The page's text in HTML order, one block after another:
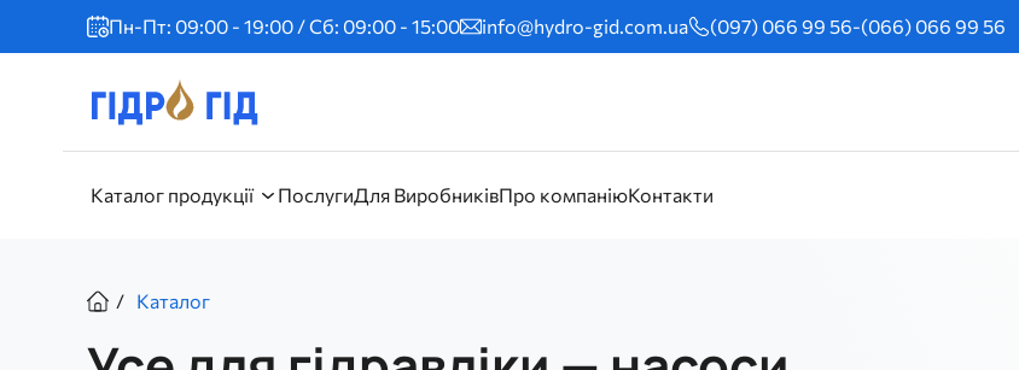
Пн-Пт: 09:00 - 19:00 / Сб: 09:00 - 15:00 info@hydro-gid.com.ua (097) 066 99 56-(066) 066 99 56
меню
Каталог продукції ПослугиДля ВиробниківПро компаніюКонтакти
РядокКаталог